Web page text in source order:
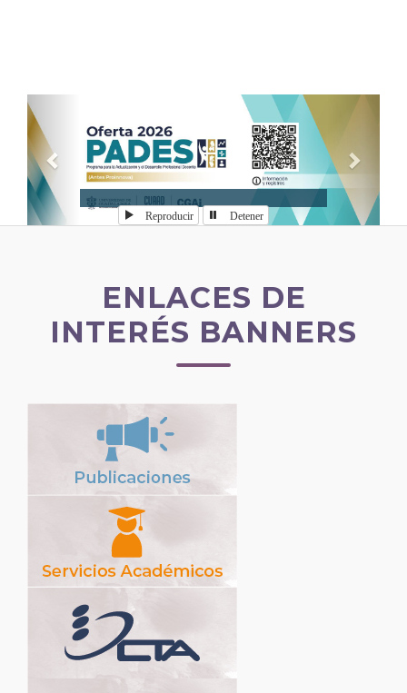
Reproducir Detener
ENLACES DE
INTERÉS BANNERS